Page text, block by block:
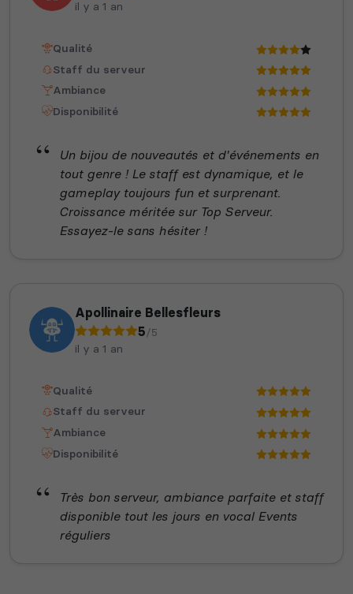
il y a 1 an
Qualité
Staff du serveur
Ambiance
Disponibilité
Un bijou de nouveautés et d'événements en
tout genre ! Le staff est dynamique, et le
gameplay toujours fun et surprenant.
Croissance méritée sur Top Serveur.
Essayez-le sans hésiter !
Apollinaire Bellesfleurs
5/5
il y a 1 an
Qualité
Staff du serveur
Ambiance
Disponibilité
Très bon serveur, ambiance parfaite et staff
disponible tout les jours en vocal Events
réguliers